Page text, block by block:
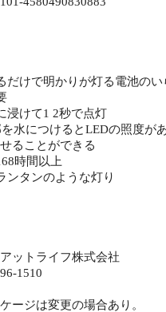
だけで明かりが灯る電池の
浸けて1 2秒で点灯
水につけるとLEDの照度が
ることができる
時間以上
ンタンのような灯り
ットライフ株式会社
1510
ージは変更の場合あり。